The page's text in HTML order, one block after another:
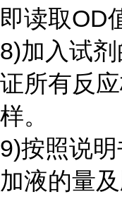
即读取OD
8)加入试
证所有反
样。
9)按照说明
加液的量